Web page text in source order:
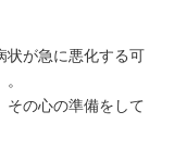
状が急に悪化する可
その心の準備をして